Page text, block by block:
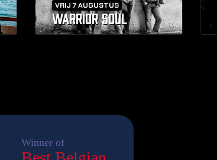
VRIJ 7 AUGUSTUS
WARRIOR SOUL